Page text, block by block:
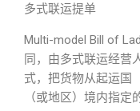
多式联运提单
Multi-model Bill of
同，由多式联运经营
式，把货物从起运国
（或地区）境内指